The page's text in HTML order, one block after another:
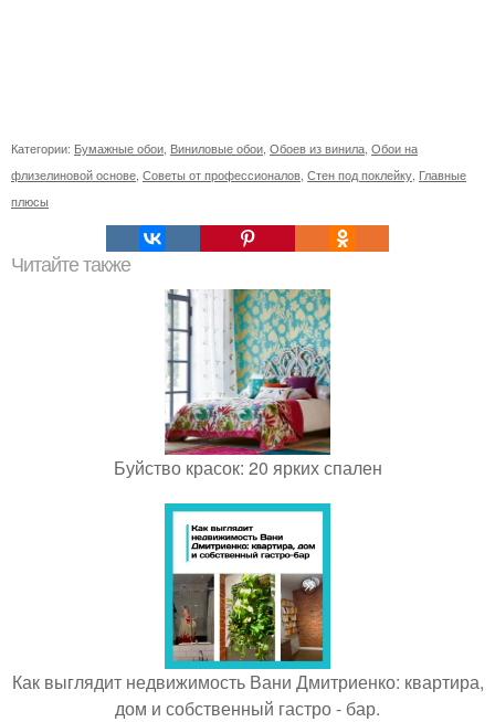
Категории: Бумажные обои Виниловые обои Обоев из винила Обои на
флизелиновой основе Советы от профессионалов Стен под поклейку Главные
плюсы
Читайте также
Буйство красок: 20 ярких спален
Как выглядит недвижимость Вани Дмитриенко: квартира,
дом и собственный гастро - бар.